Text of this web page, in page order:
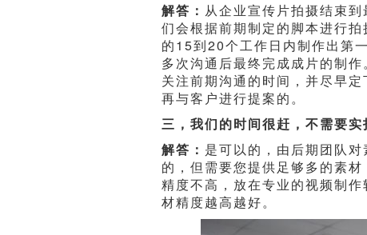
解答： 从企业宣传片拍摄结束
们会根据前期制定的脚本进行
的15到20个工作日内制作出第
多次沟通后最终完成成片的制
关注前期沟通的时间，并尽早
再与客户进行提案的。
三，我们的时间很赶，不需要
解答： 是可以的，由后期团队
的，但需要您提供足够多的素
精度不高，放在专业的视频制
材精度越高越好。